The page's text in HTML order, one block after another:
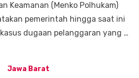
Keamanan (Menko Polhukam)
pemerintah hingga saat ini
dugaan pelanggaran yang …
Jawa Barat